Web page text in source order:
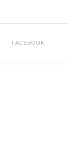
FACEBOOK